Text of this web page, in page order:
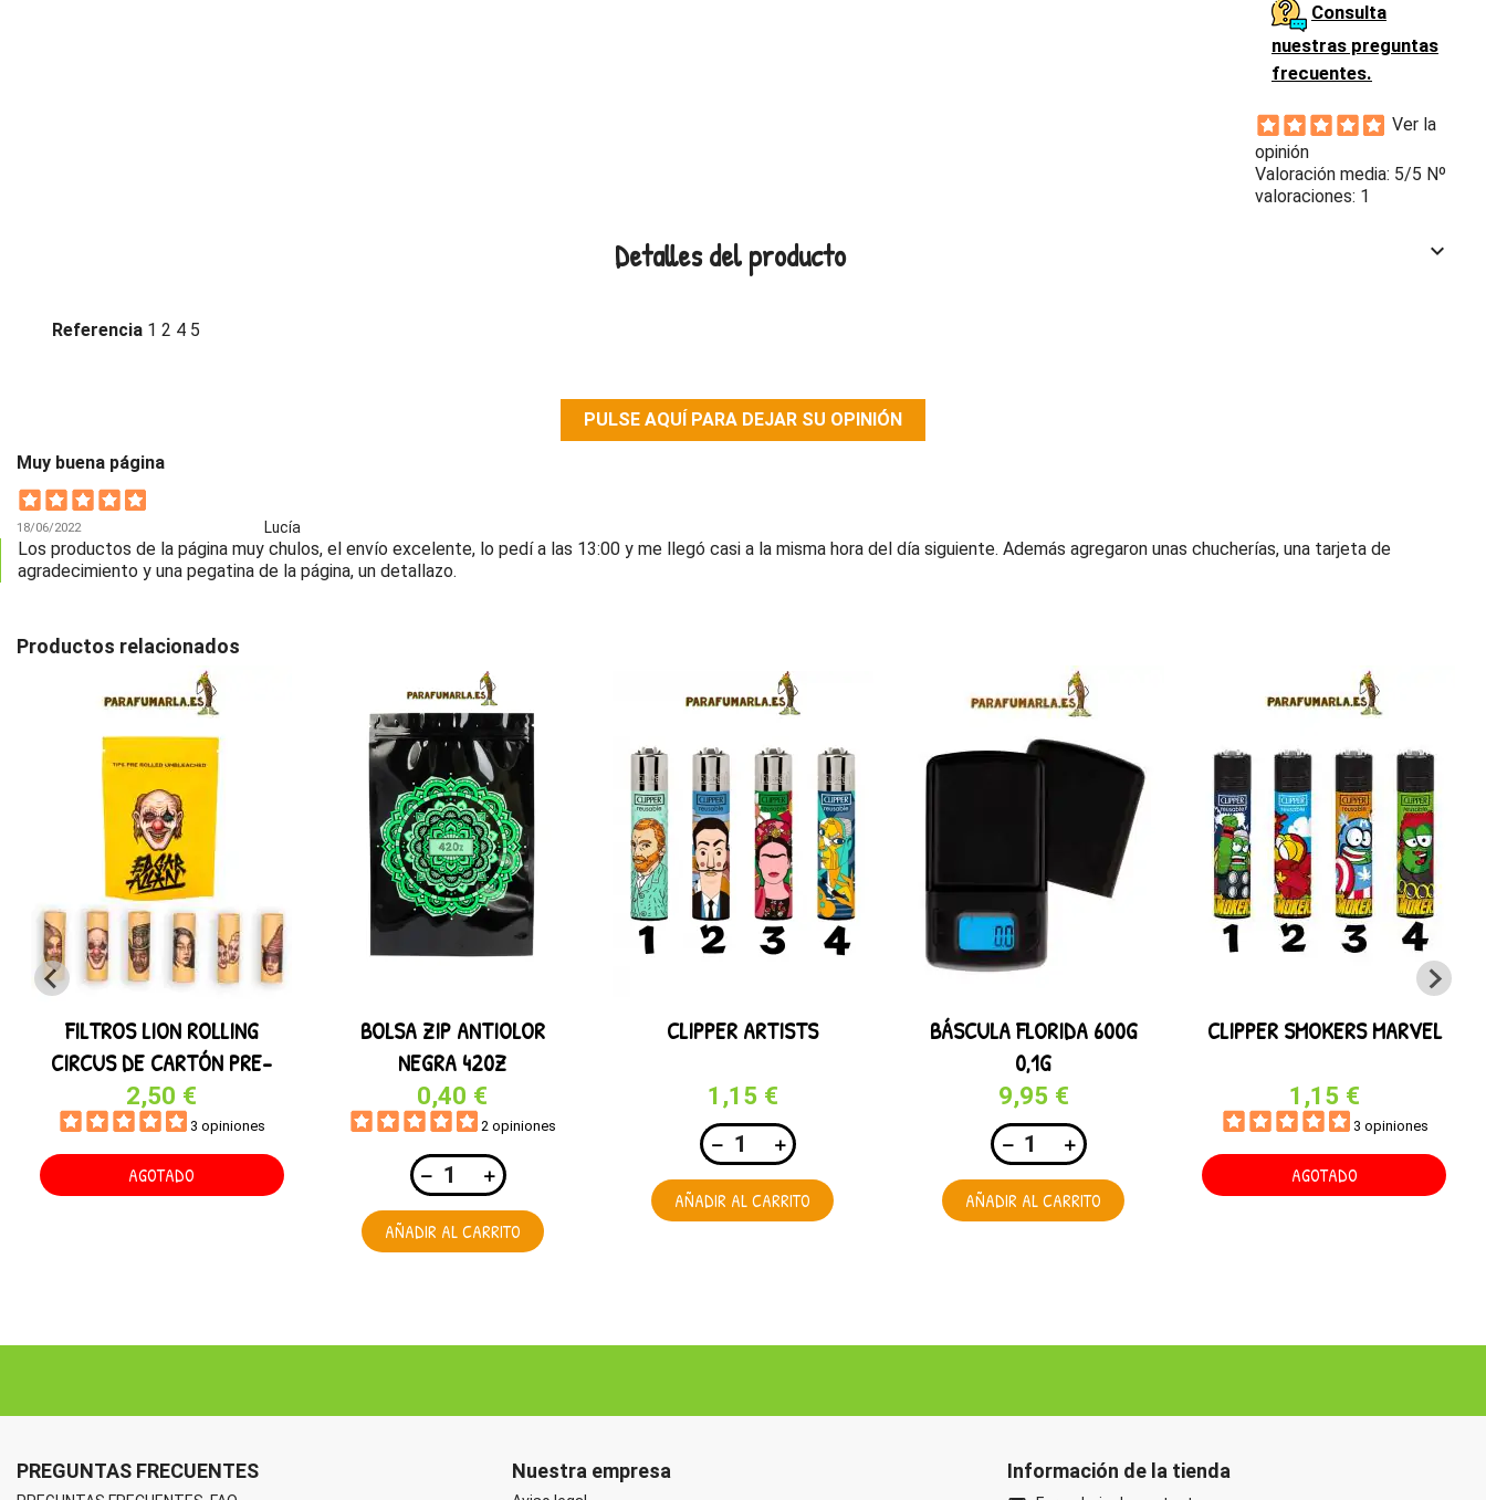
Consulta
nuestras preguntas
frecuentes.
Ver la
opinión
Valoración media: 5/5 Nº
valoraciones: 1
Detalles del producto keyboard_arrow_down
Referencia 1 2 4 5
PULSE AQUÍ PARA DEJAR SU OPINIÓN
Muy buena página
18/06/2022 Lucía
Los productos de la página muy chulos, el envío excelente, lo pedí a las 13:00 y me llegó casi a la misma hora del día siguiente. Además agregaron unas chucherías, una tarjeta de
agradecimiento y una pegatina de la página, un detallazo.
Productos relacionados
FILTROS LION ROLLING
CIRCUS DE CARTÓN PRE-
ROLLED
2,50 €
3 opiniones
AGOTADO
BOLSA ZIP ANTIOLOR
NEGRA 420Z
0,40 €
2 opiniones
AÑADIR AL CARRITO
CLIPPER ARTISTS
1,15 €
AÑADIR AL CARRITO
BÁSCULA FLORIDA 600G
0,1G
9,95 €
AÑADIR AL CARRITO
CLIPPER SMOKERS MARVEL
1,15 €
3 opiniones
AGOTADO
PREGUNTAS FRECUENTES Nuestra empresa Información de la tienda